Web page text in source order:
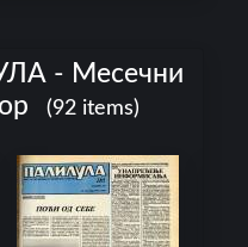
- Месечни
(92 items)